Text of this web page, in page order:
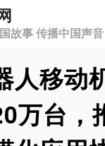
故事 传播中国声音
人移动
万台，